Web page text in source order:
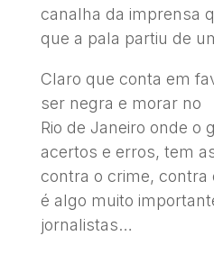
canalha da imprensa
que a pala partiu de
Claro que conta em
ser negra e morar no
Rio de Janeiro onde o
acertos e erros, tem
contra o crime, contra
é algo muito
jornalistas…